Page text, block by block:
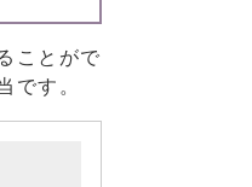
ことがで
です。